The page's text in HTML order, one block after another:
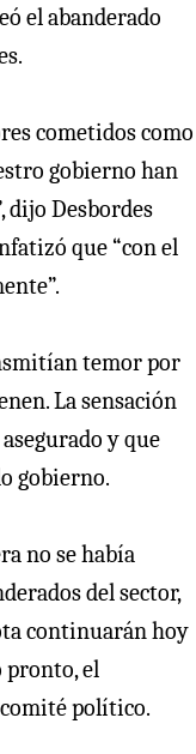
el abanderado
cometidos como
gobierno han
dijo Desbordes
que “con el
temor por
La sensación
y que
gobierno.
no se había
del sector,
continuarán hoy
pronto, el
político.